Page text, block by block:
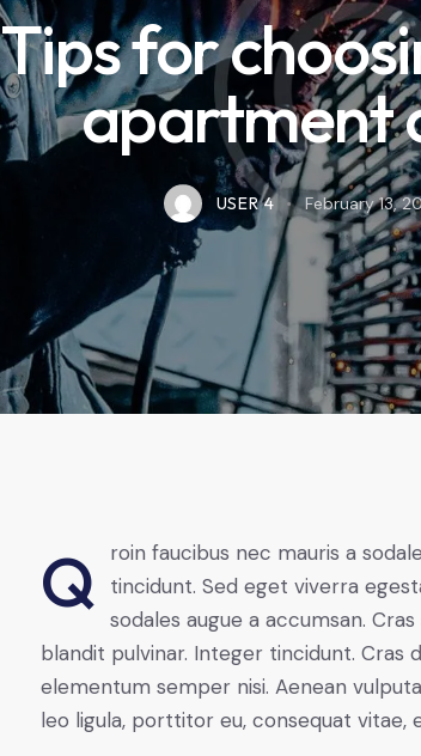
Tips for
apartment
USER 4 February 13,
Qroin faucibus nec mauris a sodales, sed elementum mi
tincidunt. Sed eget viverra
sodales augue a accumsan.
blandit pulvinar. Integer tincidunt. Cras
elementum semper nisi. Aenean
leo ligula, porttitor eu, consequat vitae,